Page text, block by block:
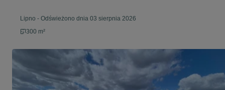
Lipno - Odświeżono dnia 03 sierpnia 2026
300 m²